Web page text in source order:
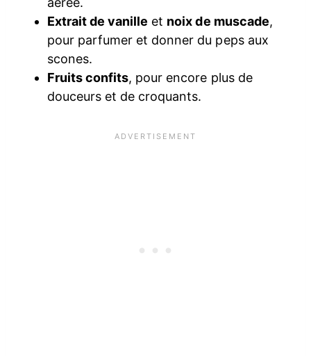
Extrait de vanille et noix de muscade,
pour parfumer et donner du peps aux
scones.
Fruits confits, pour encore plus de
douceurs et de croquants.